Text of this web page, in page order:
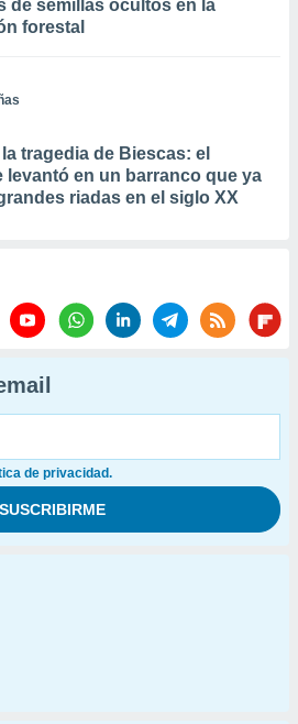
de semillas ocultos en la
forestal
tragedia de Biescas: el
levantó en un barranco que ya
riadas en el siglo XX
de privacidad.